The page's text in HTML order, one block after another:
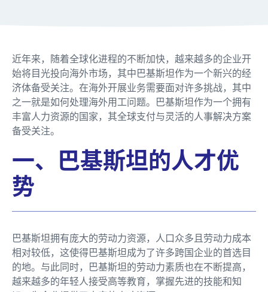
近年来，随着全球化进程的不断加快，越来越多的企业开
始将目光投向海外市场，其中巴基斯坦作为一个新兴的经
济体备受关注。在海外开展业务需要面对许多挑战，其中
之一就是如何处理海外用工问题。巴基斯坦作为一个拥有
丰富人力资源的国家，其全球支付与灵活的人事解决方案
备受关注。
一、巴基斯坦的人才优
势
巴基斯坦拥有庞大的劳动力资源，人口众多且劳动力成本
相对较低，这使得巴基斯坦成为了许多跨国企业的首选目
的地。与此同时，巴基斯坦的劳动力素质也在不断提高，
越来越多的年轻人接受高等教育，掌握先进的技能和知